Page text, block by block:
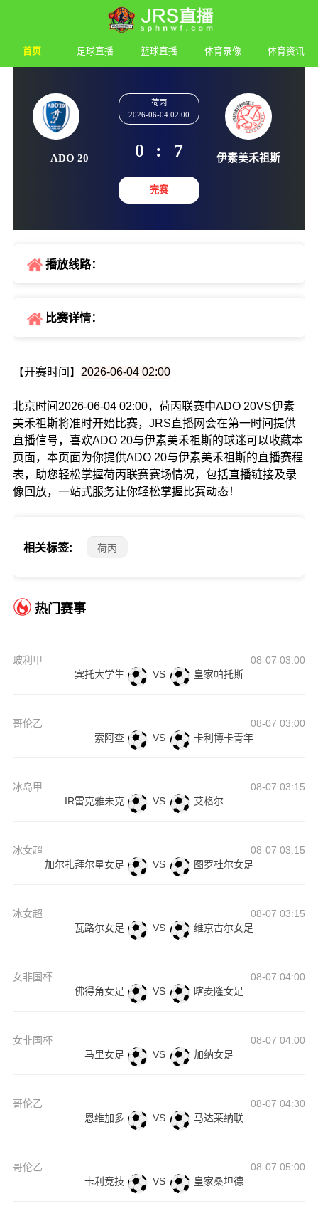
首页 足球直播 篮球直播 体育录像 体育资讯
荷丙
0 :
完赛
播放线路：
比赛详情：
【开赛时间】 2026-06-04 02:00
北京时间2026-06-04 02:00，荷丙联赛中ADO 20VS伊素
美禾祖斯将准时开始比赛，JRS直播网会在第一时间提供
直播信号，喜欢ADO 20与伊素美禾祖斯的球迷可以收藏本
页面，本页面为你提供ADO 20与伊素美禾祖斯的直播赛程
表，助您轻松掌握荷丙联赛赛场情况，包括直播链接及录
像回放，一站式服务让你轻松掌握比赛动态！
相关标签: 荷丙
热门赛事
玻利甲
08-07 03:00
宾托大学生
VS 皇家帕托斯
哥伦乙
08-07 03:00
索阿查
VS 卡利博卡青年
冰岛甲
08-07 03:15
IR雷克雅未克
VS 艾格尔
冰女超
08-07 03:15
加尔扎拜尔星女足
VS 图罗杜尔女足
冰女超
08-07 03:15
瓦路尔女足
VS 维京古尔女足
女非国杯
08-07 04:00
佛得角女足
VS 喀麦隆女足
女非国杯
08-07 04:00
马里女足
VS 加纳女足
哥伦乙
08-07 04:30
恩维加多
VS 马达莱纳联
哥伦乙
08-07 05:00
卡利竞技
VS 皇家桑坦德